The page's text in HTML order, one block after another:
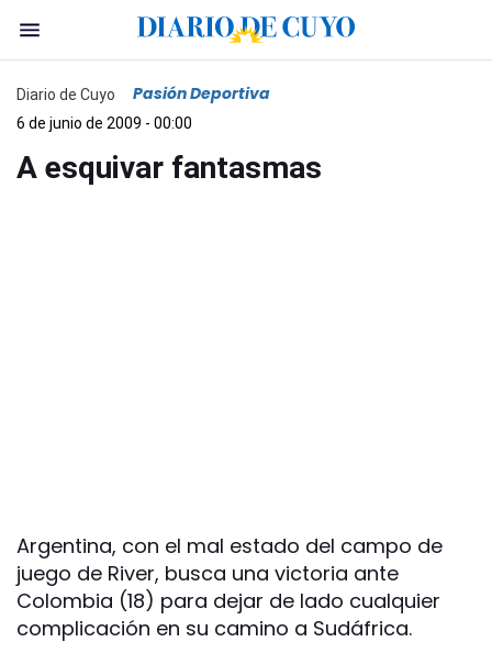
Diario de Cuyo Pasión Deportiva
6 de junio de 2009 - 00:00
A esquivar fantasmas
Argentina, con el mal estado del campo de
juego de River, busca una victoria ante
Colombia (18) para dejar de lado cualquier
complicación en su camino a Sudáfrica.